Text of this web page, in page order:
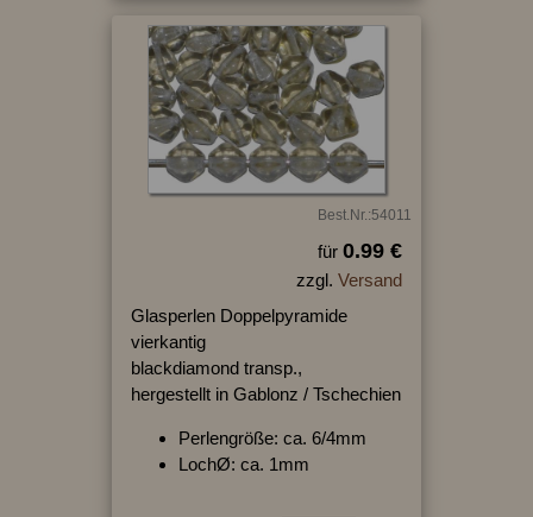
Best.Nr.:54011
für 0.99 €
zzgl. Versand
Glasperlen Doppelpyramide
vierkantig
blackdiamond transp.,
hergestellt in Gablonz / Tschechien
Perlengröße: ca. 6/4mm
LochØ: ca. 1mm